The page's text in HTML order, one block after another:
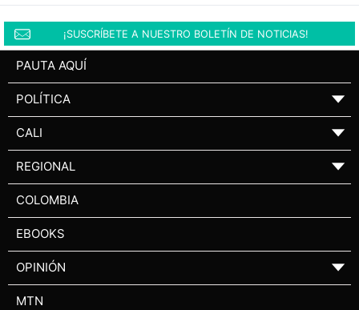
¡SUSCRÍBETE A NUESTRO BOLETÍN DE NOTICIAS!
PAUTA AQUÍ
POLÍTICA ▼
CALI ▼
REGIONAL ▼
COLOMBIA
EBOOKS
OPINIÓN ▼
MTN